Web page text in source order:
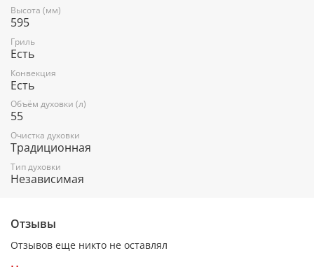
Режимы приготовления:
Терморегулятор (термостат)
Гриль: электрический
Турбо-гриль
Вертел
Управление и функции:
Высота (мм)
595
Гриль
Есть
Конвекция
Есть
Объём духовки (л)
55
Очистка духовки
Традиционная
Тип духовки
Независимая
Отзывы
Отзывов еще никто не оставлял